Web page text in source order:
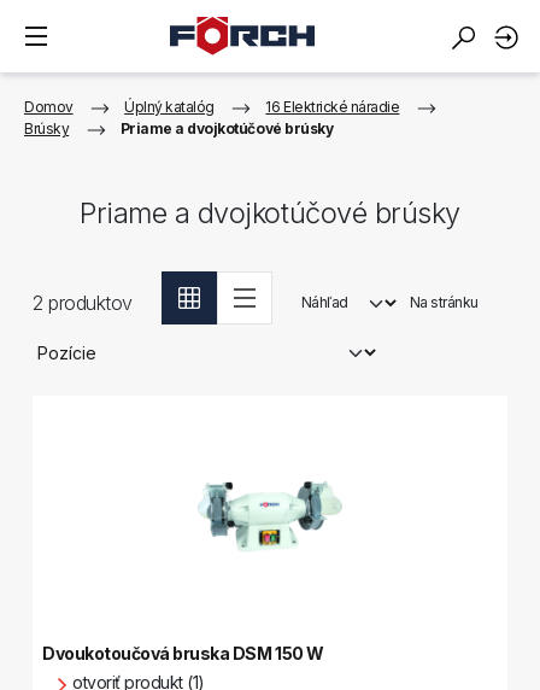
Domov Úplný katalóg
16 Elektrické náradie
Brúsky
Priame a dvojkotúčové brúsky
Priame a dvojkotúčové brúsky
2 produktov Náhľad Na stránku
Dvoukotoučová bruska DSM 150 W
otvoriť produkt (1)